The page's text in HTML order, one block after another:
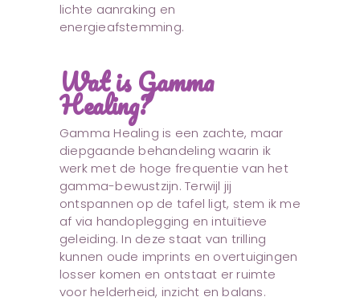
lichte aanraking en
energieafstemming.
Wat is Gamma
Healing?
Gamma Healing is een zachte, maar
diepgaande behandeling waarin ik
werk met de hoge frequentie van het
gamma-bewustzijn. Terwijl jij
ontspannen op de tafel ligt, stem ik me
af via handoplegging en intuïtieve
geleiding. In deze staat van trilling
kunnen oude imprints en overtuigingen
losser komen en ontstaat er ruimte
voor helderheid, inzicht en balans.